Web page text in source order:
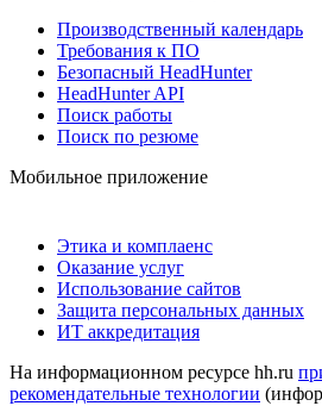
Производственный календарь
Требования к ПО
Безопасный HeadHunter
HeadHunter API
Поиск работы
Поиск по резюме
Мобильное приложение
Этика и комплаенс
Оказание услуг
Использование сайтов
Защита персональных данных
ИТ аккредитация
На информационном ресурсе hh.ru
рекомендательные технологии